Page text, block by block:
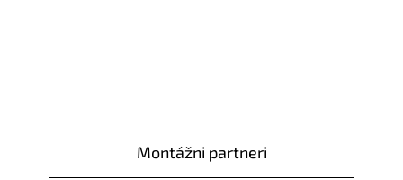
Montážni partneri